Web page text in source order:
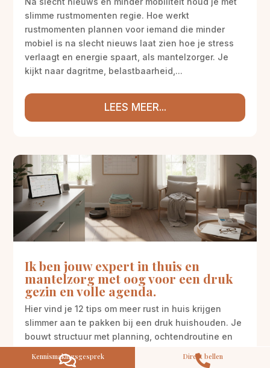
slimme rustmomenten regie. Hoe werkt
rustmomenten plannen voor iemand die minder
mobiel is na slecht nieuws laat zien hoe je stress
verlaagt en energie spaart, als mantelzorger. Je
kijkt naar dagritme, belastbaarheid,...
LEES MEER...
Ik ben jouw expert in thuis en
mantelzorg met oog voor een druk
gezin en volle agenda.
Hier vind je 12 tips om meer rust in huis krijgen
slimmer aan te pakken bij een druk huishouden. Je
bouwt structuur met planning, ochtendroutine en
avondroutine, ook rond de ochtendpiek en
avondspits. Denk aan schoonmaakrooster,
Gratis
kennismaking?
M
Neem vrijblijvend contact op!
Zorg op maat
Geen lange wachtlijsten
Altijd vertrouwde gezichten
Hoog gekwalificeerd
Kennismakingsgesprek
Contact opnemen

Kennismakingsgesprek 
Direct bellen